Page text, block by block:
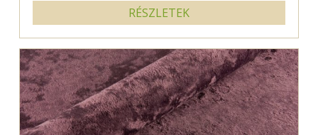
RÉSZLETEK